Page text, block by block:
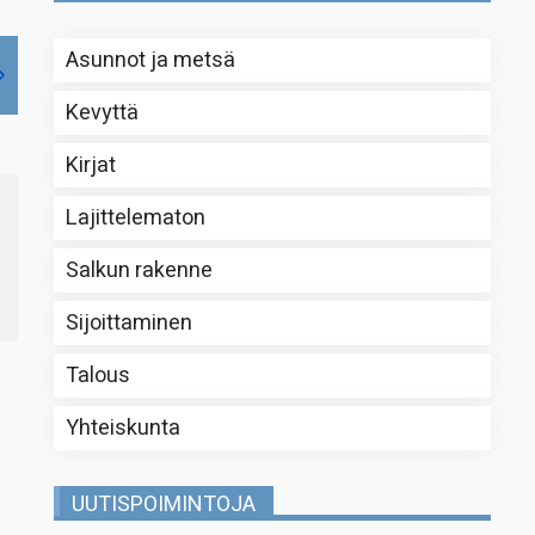
Asunnot ja metsä
Kevyttä
Kirjat
Lajittelematon
Salkun rakenne
Sijoittaminen
Talous
Yhteiskunta
UUTISPOIMINTOJA